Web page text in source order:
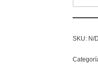
SKU: N/D